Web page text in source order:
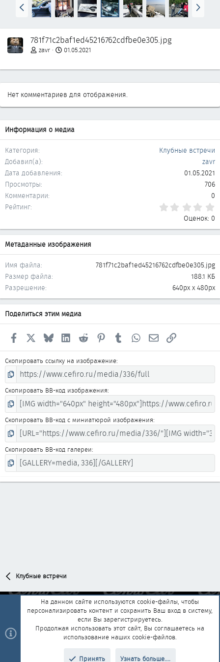
Н
а
а
д
В
п
р
781f71c2baf1ed45216762cdfbe0e305.jpg
zavr 01.05.2021
Нет комментариев для отображения.
Информация о медиа
Категория
Клубные встречи
Добавил(а)
zavr
Дата добавления
01.05.2021
Просмотры
706
Комментарии
0
Рейтинг
Оценок: 0
Метаданные изображения
Имя файла
781f71c2baf1ed45216762cdfbe0e305.jpg
Размер файла
188.1 КБ
Разрешение
640px x 480px
Поделиться этим медиа
Facebook Bluesky LinkedInReddit PinterestTumblr WhatsAppЭлектронная почта
Ссылка
Скопировать ссылку на изображение
Скопировать BB-код изображения
Скопировать BB-код с миниатюрой изображения
Скопировать BB-код галереи
Клубные встречи
Обратная связь
Условия и правила
Политика конфиденциальности
Помощь Главная
R
®
На данном сайте используются cookie-файлы, чтобы
персонализировать контент и сохранить Ваш вход в систему,
если Вы зарегистрируетесь.
Продолжая использовать этот сайт, Вы соглашаетесь на
использование наших cookie-файлов.
Принять Узнать больше....